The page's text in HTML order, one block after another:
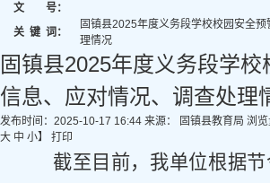
文 号：
关 键 词：
固镇县2025年度义务段学校校园安全
理情况
固镇县2025年度义务段学
信息、应对情况、调查处理
发布时间：2025-10-17 16:44 来源： 固镇县教育局 浏览
大 中 小】 打印
截至目前，我单位根据